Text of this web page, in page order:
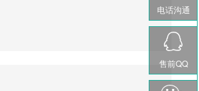
电话沟通
售前QQ